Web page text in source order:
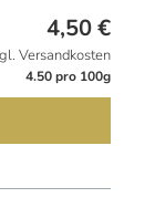
4,50€
Versandkosten
4.50 pro 100g